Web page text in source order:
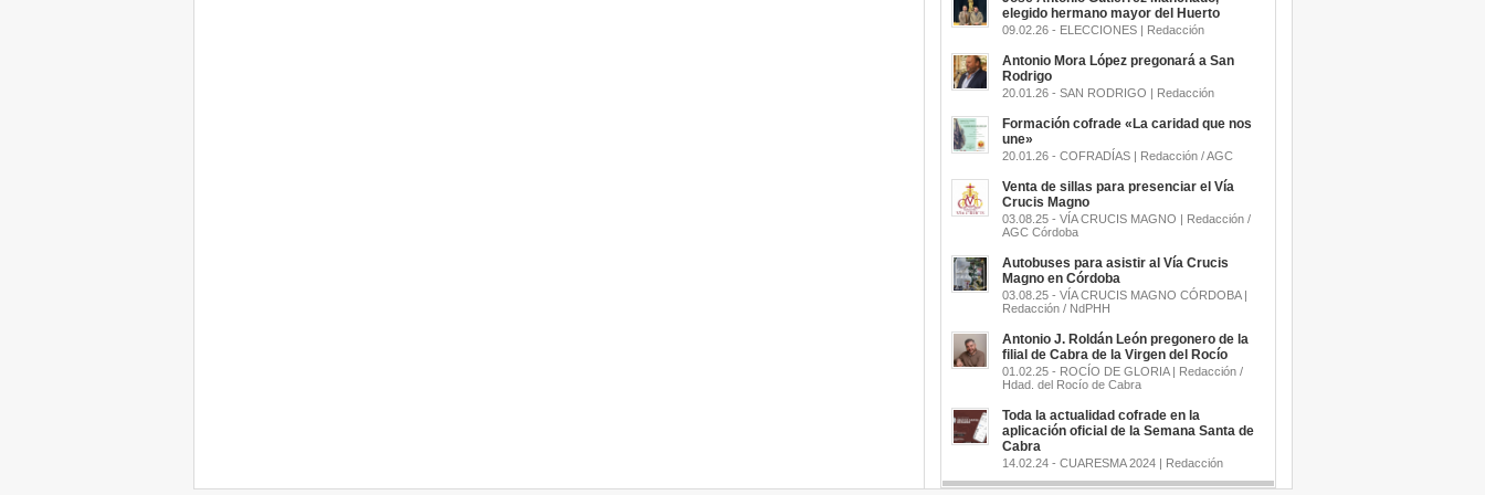
elegido hermano mayor del Huerto
09.02.26 - ELECCIONES | Redacción
Antonio Mora López pregonará a San
Rodrigo
20.01.26 - SAN RODRIGO | Redacción
Formación cofrade «La caridad que nos
une»
20.01.26 - COFRADÍAS | Redacción / AGC
Venta de sillas para presenciar el Vía
Crucis Magno
03.08.25 - VÍA CRUCIS MAGNO | Redacción /
AGC Córdoba
Autobuses para asistir al Vía Crucis
Magno en Córdoba
03.08.25 - VÍA CRUCIS MAGNO CÓRDOBA |
Redacción / NdPHH
Antonio J. Roldán León pregonero de la
filial de Cabra de la Virgen del Rocío
01.02.25 - ROCÍO DE GLORIA | Redacción /
Hdad. del Rocío de Cabra
Toda la actualidad cofrade en la
aplicación oficial de la Semana Santa de
Cabra
14.02.24 - CUARESMA 2024 | Redacción